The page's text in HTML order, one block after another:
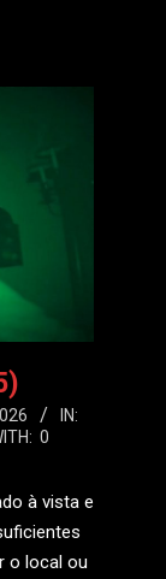
IN:
0
à vista e
o local ou